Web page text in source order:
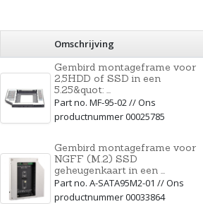
Omschrijving
Gembird montageframe voor
2,5HDD of SSD in een
5.25&quot: ...
Part no. MF-95-02 // Ons
productnummer 00025785
Gembird montageframe voor
NGFF (M.2) SSD
geheugenkaart in een ...
Part no. A-SATA95M2-01 // Ons
productnummer 00033864